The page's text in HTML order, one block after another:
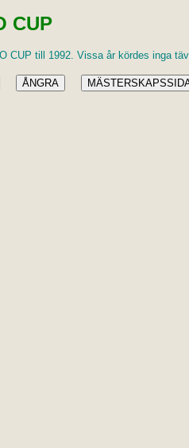
CUP
CUP till 1992. Vissa år kördes inga